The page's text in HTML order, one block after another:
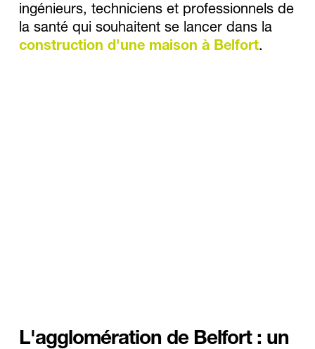
ingénieurs, techniciens et professionnels de
la santé qui souhaitent se lancer dans la
construction d'une maison à Belfort.
L'agglomération de Belfort : un